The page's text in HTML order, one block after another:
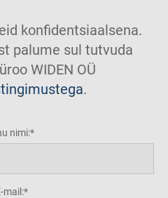
konfidentsiaalsena.
palume sul tutvuda
WIDEN OÜ
.
nimi:
mail: